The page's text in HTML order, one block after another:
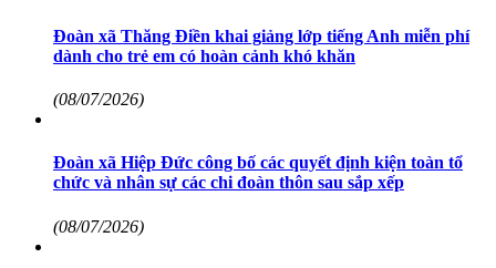
Đoàn xã Thăng Điền khai giảng lớp tiếng Anh miễn phí
dành cho trẻ em có hoàn cảnh khó khăn
(08/07/2026)
Đoàn xã Hiệp Đức công bố các quyết định kiện toàn tổ
chức và nhân sự các chi đoàn thôn sau sắp xếp
(08/07/2026)